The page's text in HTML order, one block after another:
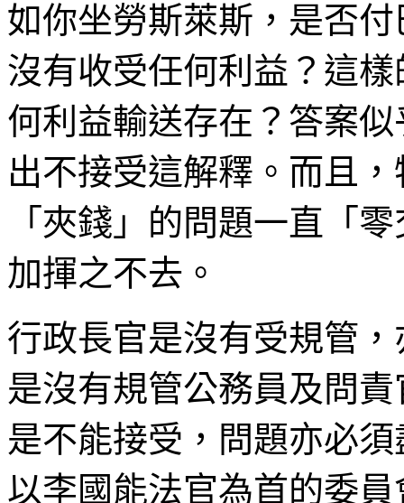
如你坐勞斯萊斯，是否
沒有收受任何利益？這
何利益輸送存在？答案
出不接受這解釋。而且
「夾錢」的問題一直「
加揮之不去。
行政長官是沒有受規管
是沒有規管公務員及問
是不能接受，問題亦必
以李國能法官為首的委